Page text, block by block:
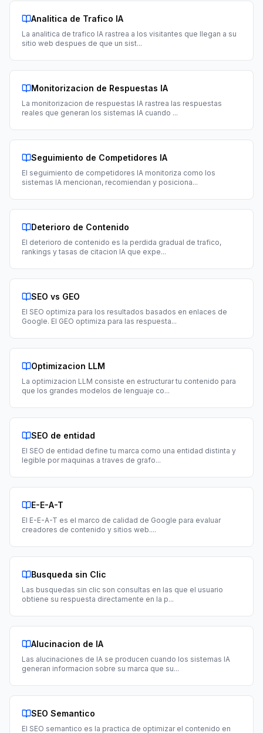
Analitica de Trafico IA
La analitica de trafico IA rastrea a los visitantes que llegan a su
sitio web despues de que un sist...
Monitorizacion de Respuestas IA
La monitorizacion de respuestas IA rastrea las respuestas
reales que generan los sistemas IA cuando ...
Seguimiento de Competidores IA
El seguimiento de competidores IA monitoriza como los
sistemas IA mencionan, recomiendan y posiciona...
Deterioro de Contenido
El deterioro de contenido es la perdida gradual de trafico,
rankings y tasas de citacion IA que expe...
SEO vs GEO
El SEO optimiza para los resultados basados en enlaces de
Google. El GEO optimiza para las respuesta...
Optimizacion LLM
La optimizacion LLM consiste en estructurar tu contenido para
que los grandes modelos de lenguaje co...
SEO de entidad
El SEO de entidad define tu marca como una entidad distinta y
legible por maquinas a traves de grafo...
E-E-A-T
El E-E-A-T es el marco de calidad de Google para evaluar
creadores de contenido y sitios web....
Busqueda sin Clic
Las busquedas sin clic son consultas en las que el usuario
obtiene su respuesta directamente en la p...
Alucinacion de IA
Las alucinaciones de IA se producen cuando los sistemas IA
generan informacion sobre su marca que su...
SEO Semantico
El SEO semantico es la practica de optimizar el contenido en